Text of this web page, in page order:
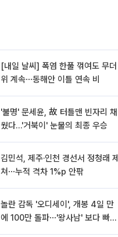
[내일 날씨] 폭염 한풀 꺾여도 무더
위 계속⋯동해안 이틀 연속 비
'불명' 문세윤, 故 터틀맨 빈자리 채
웠다…'거북이' 눈물의 최종 우승
김민석, 제주·인천 경선서 정청래 제
쳐⋯누적 격차 1%p 안팎
놀란 감독 '오디세이', 개봉 4일 만
에 100만 돌파⋯'왕사남' 보다 빠르